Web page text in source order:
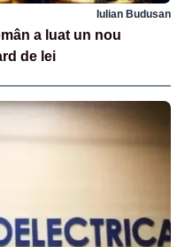
Iulian Budusan
a luat un nou
de lei